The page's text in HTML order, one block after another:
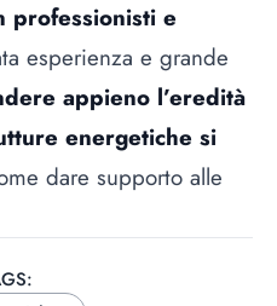
professionisti e
esperienza e grande
appieno l’eredità
energetiche si
dare supporto alle